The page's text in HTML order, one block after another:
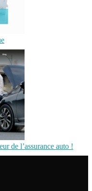
de l’assurance auto !